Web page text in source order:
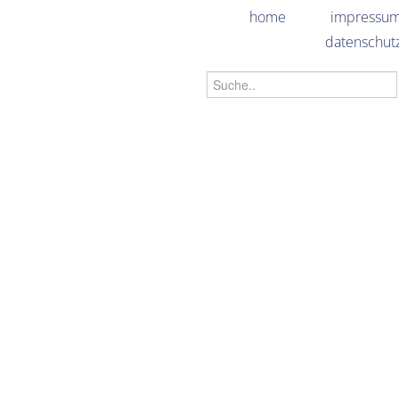
home